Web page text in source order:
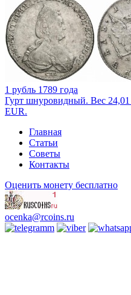
1 рубль 1789 года
Гурт шнуровидный. Вес
EUR.
Главная
Статьи
Советы
Контакты
Оценить монету бесплатно
ocenka@rcoins.ru